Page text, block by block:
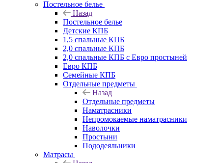
Постельное белье
Назад
Постельное белье
Детские КПБ
1,5 спальные КПБ
2,0 спальные КПБ
2,0 спальные КПБ с Евро простыней
Евро КПБ
Семейные КПБ
Отдельные предметы
Назад
Отдельные предметы
Наматрасники
Непромокаемые наматрасники
Наволочки
Простыни
Пододеяльники
Матрасы